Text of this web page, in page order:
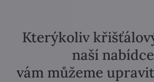
Kterýkoliv
naší nabídce
vám můžeme